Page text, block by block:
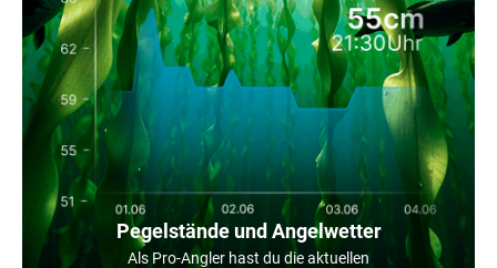
Pegelstände und Angelwetter
Als Pro-Angler hast du die aktuellen